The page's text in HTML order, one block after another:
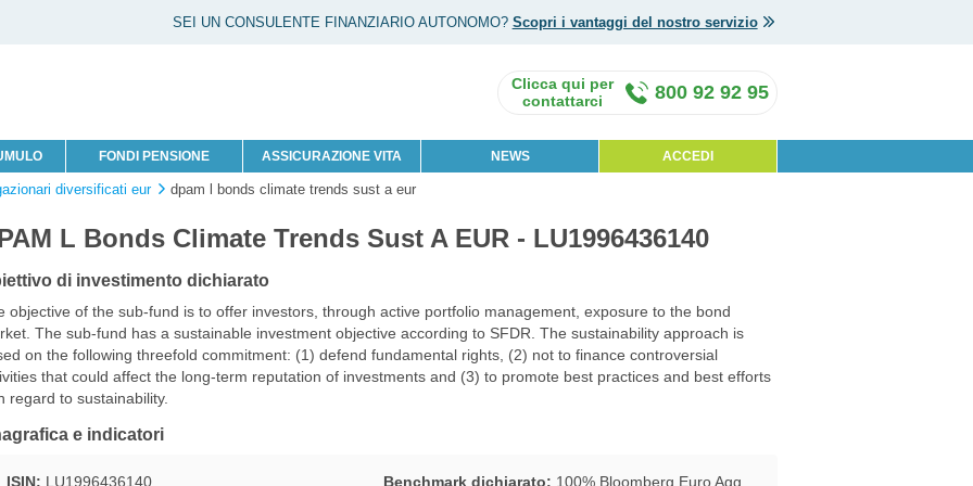
SEI UN CONSULENTE FINANZIARIO AUTONOMO? Scopri i vantaggi del nostro servizio
FONDI PENSIONE ASSICURAZIONE VITA NEWS ACCEDI
800 92 92 95
diversificati eur dpam l bonds climate trends sust a eur
L Bonds Climate Trends Sust A EUR - LU1996436140
di investimento dichiarato
objective of the sub-fund is to offer investors, through active portfolio management, exposure to the bond
The sub-fund has a sustainable investment objective according to SFDR. The sustainability approach is
on the following threefold commitment: (1) defend fundamental rights, (2) not to finance controversial
that could affect the long-term reputation of investments and (3) to promote best practices and best efforts
regard to sustainability.
e indicatori
ISIN: LU1996436140 Benchmark dichiarato: 100% Bloomberg Euro Agg